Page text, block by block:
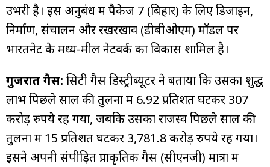
उभरी है। इस अनुबंध में पैकेज 7 (बिहार) के लिए डिजाइन,
निर्माण, संचालन और रखरखाव (डीबीओएम) मॉडल पर
भारतनेट के मध्य-मील नेटवर्क का विकास शामिल है।
गुजरात गैस: सिटी गैस डिस्ट्रीब्यूटर ने बताया कि उसका शुद्ध
लाभ पिछले साल की तुलना में 6.92 प्रतिशत घटकर 307
करोड़ रुपये रह गया, जबकि उसका राजस्व पिछले साल की
तुलना में 15 प्रतिशत घटकर 3,781.8 करोड़ रुपये रह गया।
इसने अपनी संपीड़ित प्राकृतिक गैस (सीएनजी) मात्रा में